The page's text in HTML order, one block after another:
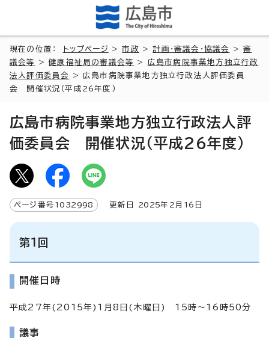
現在の位置： トップページ >市政 >計画・審議会・協議会 >審
議会等
>健康福祉局の審議会等 > 広島市病院事業地方独立行政
法人評価委員会
> 広島市病院事業地方独立行政法人評価委員
会 開催状況（平成26年度）
広島市病院事業地方独立行政法人評
価委員会 開催状況（平成26年度）
ページ番号 1032998 更新日 2025年2月 16 日
第1回
開催日時
平成27年(2015年)1月8日(木曜日) 15時～16時50分
議事